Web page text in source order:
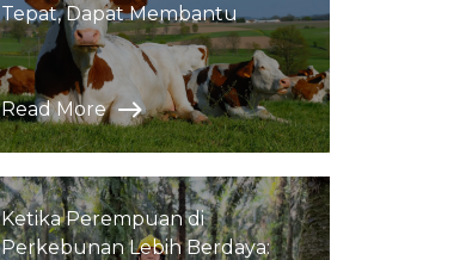
Tepat, Dapat Membantu
Read More
Ketika Perempuan di
Perkebunan Lebih Berdaya: